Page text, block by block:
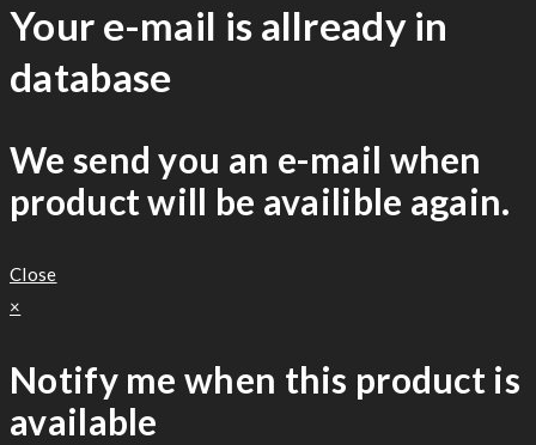
Your e-mail is allready in
database
We send you an e-mail when
product will be availible again.
Close
×
Notify me when this product is
available